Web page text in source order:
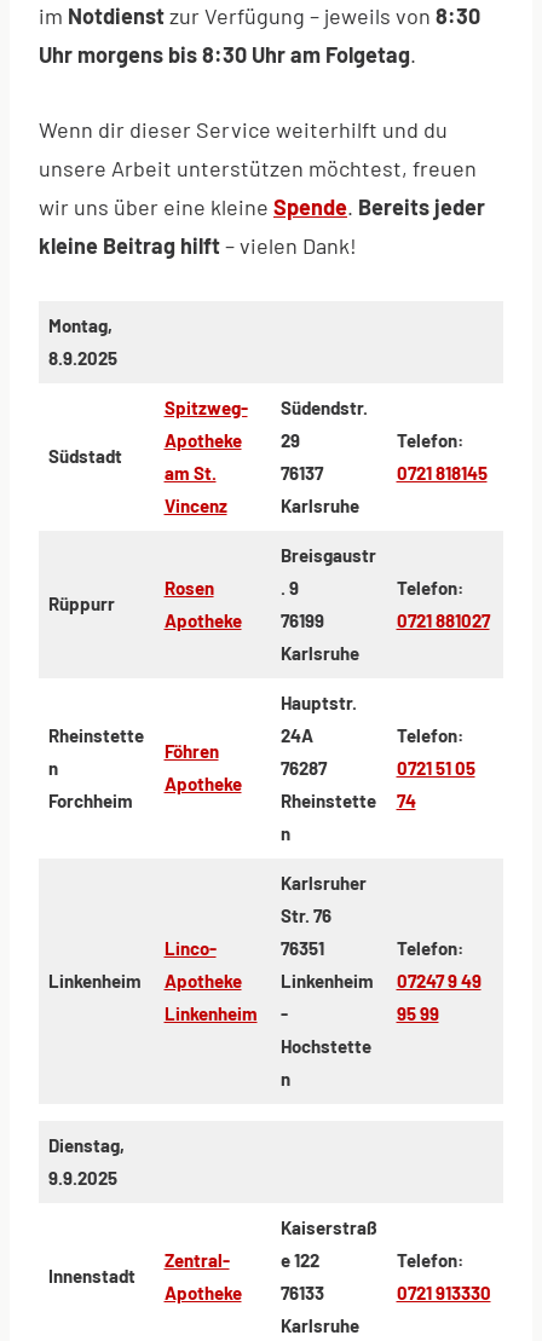
im Notdienstzur Verfügung – jeweils von 8:30
Uhr morgens bis 8:30 Uhr am Folgetag.
Wenn dir dieser Service weiterhilft und du
unsere Arbeit unterstützen möchtest, freuen
wir uns über eine kleine Spende. Bereits jeder
kleine Beitrag hilft– vielen Dank!
Montag,
8.9.2025
Südstadt
Spitzweg-
Apotheke
am St.
Vincenz
Südendstr.
29
76137
Karlsruhe
Telefon:
0721 818145
Rüppurr
Rosen
Apotheke
Breisgaustr
. 9
76199
Karlsruhe
Telefon:
0721 881027
Rheinstette
n
Forchheim
Föhren
Apotheke
Hauptstr.
24A
76287
Rheinstette
n
Telefon:
0721 51 05
74
Linkenheim
Linco-
Apotheke
Linkenheim
Karlsruher
Str. 76
76351
Linkenheim
-
Hochstette
n
Telefon:
07247 9 49
95 99
Dienstag,
9.9.2025
Innenstadt
Zentral-
Apotheke
Kaiserstraß
e 122
76133
Karlsruhe
Telefon:
0721 913330